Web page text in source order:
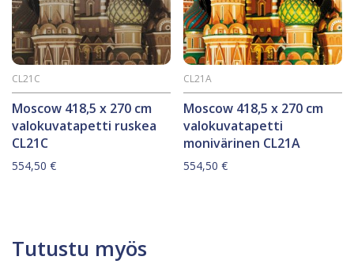
Moscow 418,5 x 270 cm
valokuvatapetti ruskea
CL21C
CL21C
554,50 €
Moscow 418,5 x 270 cm
valokuvatapetti
monivärinen CL21A
CL21A
554,50€
Tutustu myös